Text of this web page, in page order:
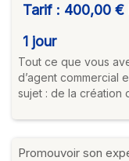
Tarif : 400,00 €
1 jour
Tout ce que vous
d’agent commercial
sujet : de la création
Promouvoir son